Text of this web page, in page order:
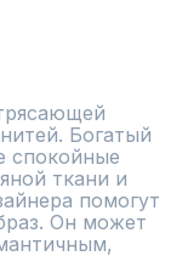
Богатый
спокойные
ткани и
помогут
Он может